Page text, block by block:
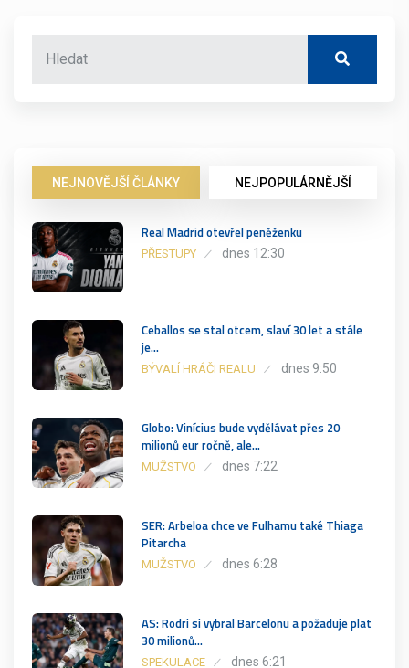
NEJNOVĚJŠÍ ČLÁNKY NEJPOPULÁRNĚJŠÍ
Real Madrid otevřel peněženku
PŘESTUPY dnes 12:30
Ceballos se stal otcem, slaví 30 let a stále
je…
BÝVALÍ HRÁČI REALU dnes 9:50
Globo: Vinícius bude vydělávat přes 20
milionů eur ročně, ale…
MUŽSTVO dnes 7:22
SER: Arbeloa chce ve Fulhamu také Thiaga
Pitarcha
MUŽSTVO dnes 6:28
AS: Rodri si vybral Barcelonu a požaduje plat
30 milionů…
SPEKULACE dnes 6:21